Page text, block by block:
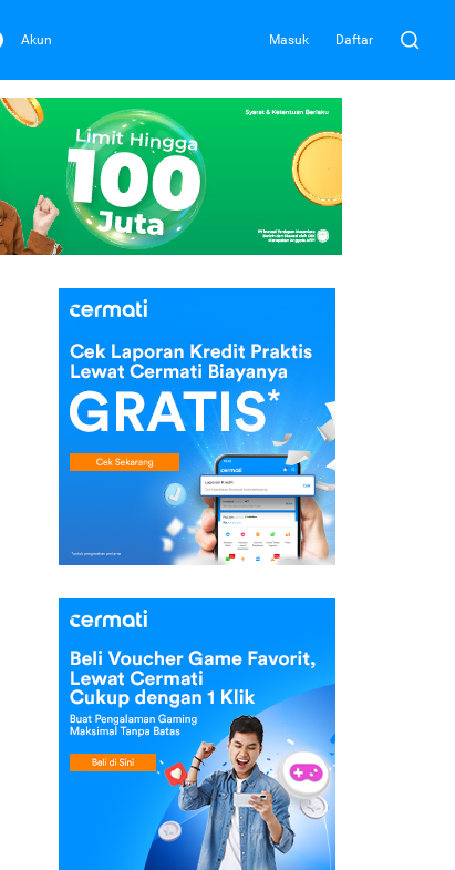
Akun Masuk Daftar